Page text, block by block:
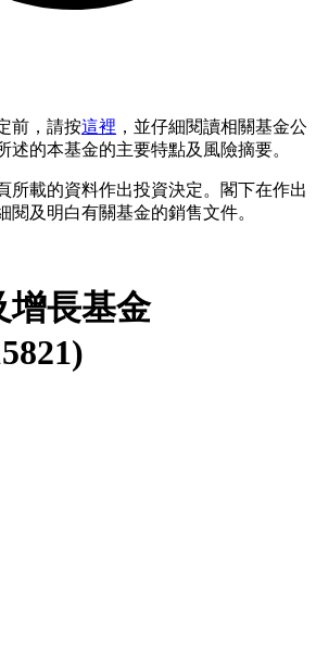
前，請按這裡 ，並仔細閱讀相關基金公
述的本基金的主要特點及風險摘要。
所載的資料作出投資決定。閣下在作出
閱及明白有關基金的銷售文件。
增長基金
)